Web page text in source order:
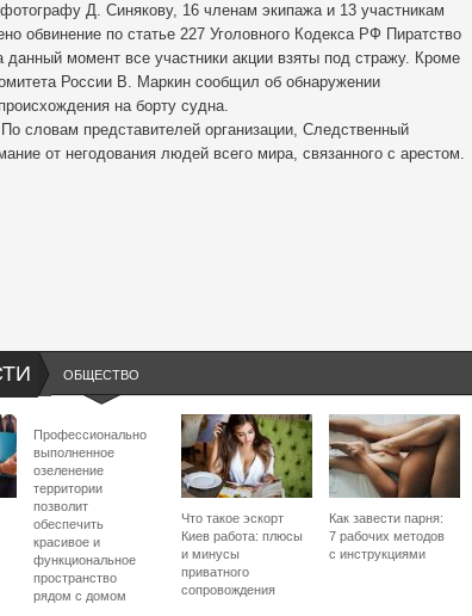
Д. Синякову, 16 членам экипажа и 13 участникам
обвинение по статье 227 Уголовного Кодекса РФ Пиратство
момент все участники акции взяты под стражу. Кроме
России В. Маркин сообщил об обнаружении
на борту судна.
словам представителей организации, Следственный
от негодования людей всего мира, связанного с арестом.
ОБЩЕСТВО
Профессионально
выполненное
озеленение
территории
позволит
обеспечить
красивое и
функциональное
пространство
рядом с домом
Что такое эскорт
Киев работа: плюсы
и минусы
приватного
сопровождения
Как завести парня:
7 рабочих методов
с инструкциями